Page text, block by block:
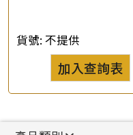
貨號: 不提供
加入查詢表